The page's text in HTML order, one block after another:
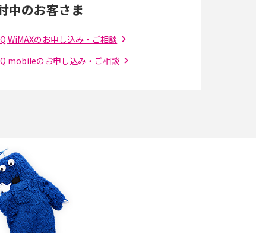
ットを初心者向けにわかりやすく解説
5Gの「ミリ波」ってどんな電波？Sub6との違
い・利用の注意点を解説
中のお客さま
WiMAXのお申し込み・ご相談
mobileのお申し込み・ご相談